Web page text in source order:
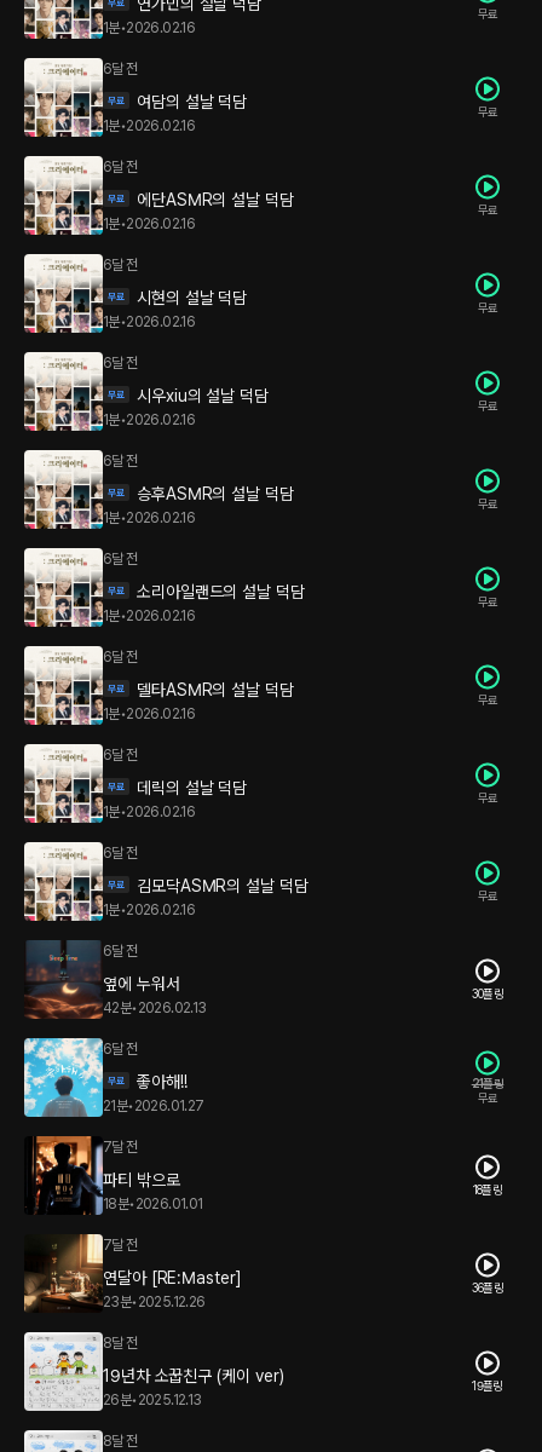
1분•2026.02.16
무료
6달 전
여담의 설날 덕담
1분•2026.02.16
무료
6달 전
에단ASMR의 설날 덕담
1분•2026.02.16
무료
6달 전
시현의 설날 덕담
1분•2026.02.16
무료
6달 전
시우xiu의 설날 덕담
1분•2026.02.16
무료
6달 전
승후ASMR의 설날 덕담
1분•2026.02.16
무료
6달 전
소리아일랜드의 설날 덕담
1분•2026.02.16
무료
6달 전
델타ASMR의 설날 덕담
1분•2026.02.16
무료
6달 전
데릭의 설날 덕담
1분•2026.02.16
무료
6달 전
김모닥ASMR의 설날 덕담
1분•2026.02.16
무료
6달 전
옆에 누워서
42분• 2026.02.13
30플링
6달 전
좋아해!!
21분• 2026.01.27
21플링
무료
7달 전
파티 밖으로
18분• 2026.01.01
18플링
7달 전
연달아 [RE:Master]
23분• 2025.12.26
36플링
8달 전
19년차 소꿉친구 (케이 ver)
26분• 2025.12.13
19플링
8달 전